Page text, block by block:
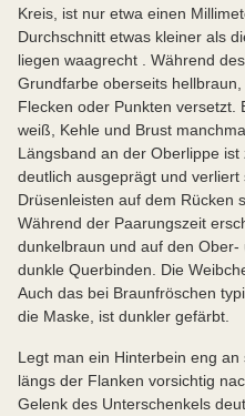
Kreis, ist nur etwa einen
Durchschnitt etwas kleiner als
liegen waagrecht . Während
Grundfarbe oberseits
Flecken oder Punkten versetzt.
weiß, Kehle und Brust
Längsband an der Oberlippe
deutlich ausgeprägt und
Drüsenleisten auf dem Rücken
Während der Paarungszeit
dunkelbraun und auf den
dunkle Querbinden. Die
Auch das bei Braunfröschen
die Maske, ist dunkler gefärbt.
Legt man ein Hinterbein eng
längs der Flanken vorsichtig
Gelenk des Unterschenkels